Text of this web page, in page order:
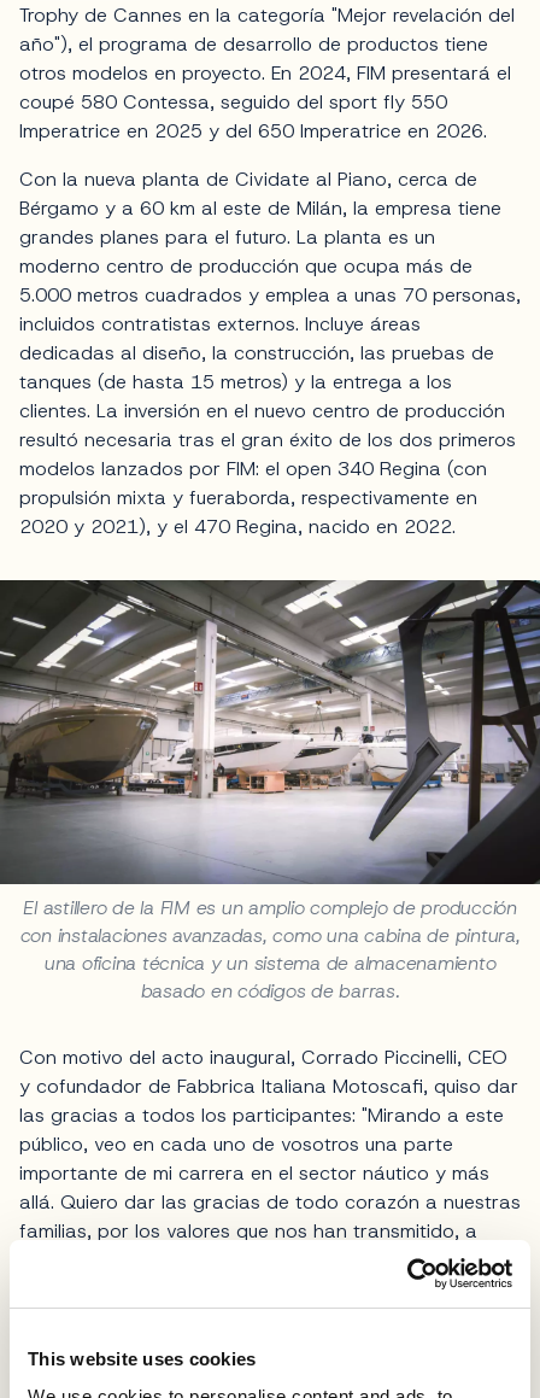
This website uses cookies
Trophy de Cannes en la categoría "Mejor revelación del
año"), el programa de desarrollo de productos tiene
otros modelos en proyecto. En 2024, FIM presentará el
coupé 580 Contessa, seguido del sport fly 550
Imperatrice en 2025 y del 650 Imperatrice en 2026.
Con la nueva planta de Cividate al Piano, cerca de
Bérgamo y a 60 km al este de Milán, la empresa tiene
grandes planes para el futuro. La planta es un
moderno centro de producción que ocupa más de
5.000 metros cuadrados y emplea a unas 70 personas,
incluidos contratistas externos. Incluye áreas
dedicadas al diseño, la construcción, las pruebas de
tanques (de hasta 15 metros) y la entrega a los
clientes. La inversión en el nuevo centro de producción
resultó necesaria tras el gran éxito de los dos primeros
modelos lanzados por FIM: el open 340 Regina (con
propulsión mixta y fueraborda, respectivamente en
2020 y 2021), y el 470 Regina, nacido en 2022.
El astillero de la FIM es un amplio complejo de producción
con instalaciones avanzadas, como una cabina de pintura,
una oficina técnica y un sistema de almacenamiento
basado en códigos de barras.
Con motivo del acto inaugural, Corrado Piccinelli, CEO
y cofundador de Fabbrica Italiana Motoscafi, quiso dar
las gracias a todos los participantes: "Mirando a este
público, veo en cada uno de vosotros una parte
importante de mi carrera en el sector náutico y más
allá. Quiero dar las gracias de todo corazón a nuestras
familias, por los valores que nos han transmitido, a
nuestros clientes, por la confianza y el apego que nos
demuestran, también a los concesionarios, a los
periodistas, a los proveedores y colaboradores, y por
último, pero no por ello menos importante, a todos los